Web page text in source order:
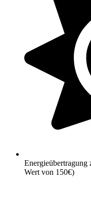
Wert von 150€)